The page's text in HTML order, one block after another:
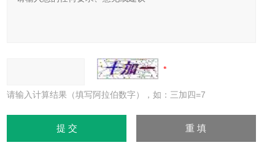
请输入计算结果（填写阿拉伯数字），如：三加四=7